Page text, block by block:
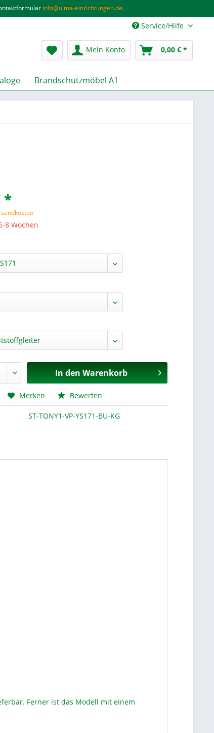
info@ulma-einrichtungen.de.
Service/Hilfe
Mein Konto 0,00 € *
Brandschutzmöbel A1
*
8 Wochen
In den Warenkorb
Merken Bewerten
ST-TONY1-VP-YS171-BU-KG
Ferner ist das Modell mit einem